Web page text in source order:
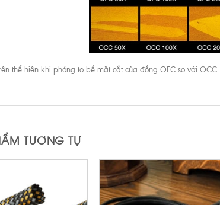
thể hiện khi phóng to bề mặt cắt của đồng OFC so với OCC.
TƯƠNG TỰ